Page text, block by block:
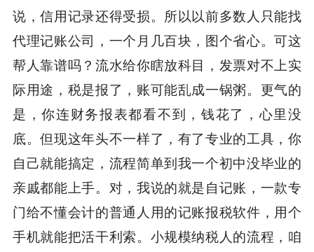
说，信用记录还得受损。所以以前多数人只能找
代理记账公司，一个月几百块，图个省心。可这
帮人靠谱吗？流水给你瞎放科目，发票对不上实
际用途，税是报了，账可能乱成一锅粥。更气的
是，你连财务报表都看不到，钱花了，心里没
底。但现这年头不一样了，有了专业的工具，你
自己就能搞定，流程简单到我一个初中没毕业的
亲戚都能上手。对，我说的就是自记账，一款专
门给不懂会计的普通人用的记账报税软件，用个
手机就能把活干利索。小规模纳税人的流程，咱